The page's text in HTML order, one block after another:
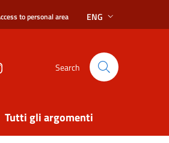
to personal area ENG
Search
Tutti gli argomenti